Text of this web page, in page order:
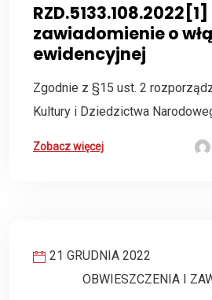
RZD.5133.108.2022[1]
zawiadomienie o
ewidencyjnej
Zgodnie z §15 ust. 2
Kultury i Dziedzictwa
Zobacz więcej
21 GRUDNIA 2022
OBWIESZCZENIA I